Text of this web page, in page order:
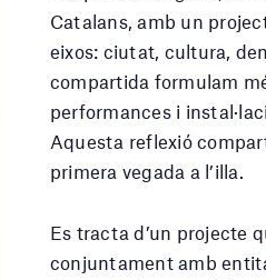
Catalans, amb un
eixos: ciutat, cultura,
compartida formulam
performances i
Aquesta reflexió
primera vegada a l’illa.
Es tracta d’un projecte
conjuntament amb